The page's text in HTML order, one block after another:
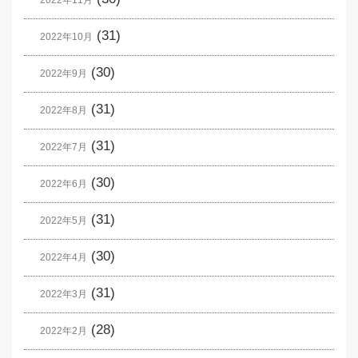
2022年10月 (31)
2022年9月 (30)
2022年8月 (31)
2022年7月 (31)
2022年6月 (30)
2022年5月 (31)
2022年4月 (30)
2022年3月 (31)
2022年2月 (28)